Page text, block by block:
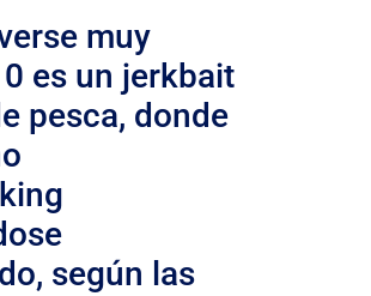
muy
es un jerkbait
pesca, donde
según las